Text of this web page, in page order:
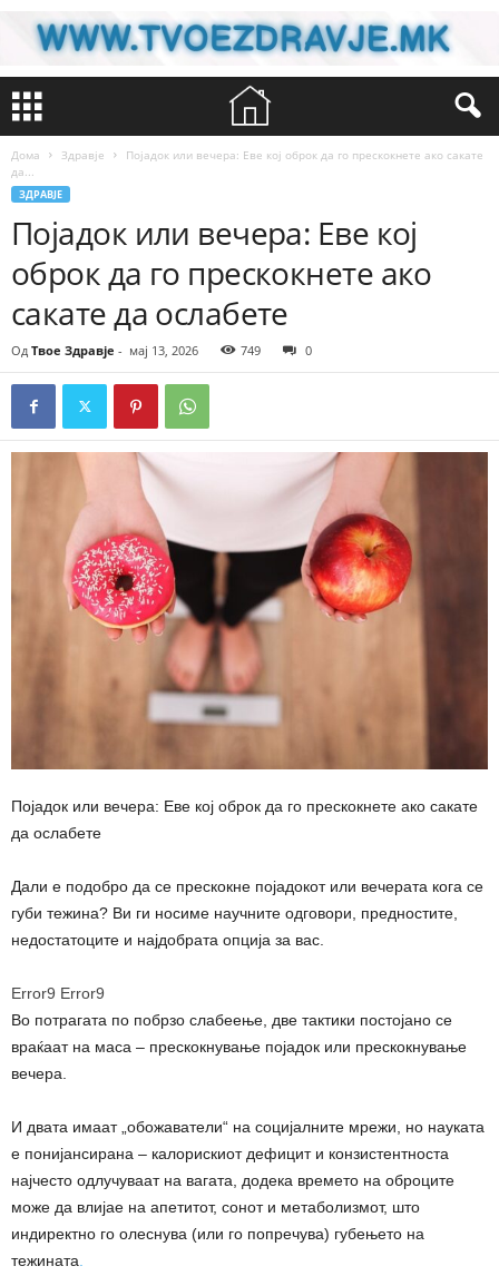
Дома Здравје
Појадок или вечера: Еве кој оброк да го прескокнете ако сакате
да...
ЗДРАВЈЕ
Појадок или вечера: Еве кој
оброк да го прескокнете ако
сакате да ослабете
Од Твое Здравје - мај 13, 2026 749 0
Појадок или вечера: Еве кој оброк да го прескокнете ако сакате
да ослабете
Дали е подобро да се прескокне појадокот или вечерата кога се
губи тежина? Ви ги носиме научните одговори, предностите,
недостатоците и најдобрата опција за вас.
Error9 Error9
Во потрагата по побрзо слабеење, две тактики постојано се
враќаат на маса – прескокнување појадок или прескокнување
вечера.
И двата имаат „обожаватели“ на социјалните мрежи, но науката
е понијансирана – калорискиот дефицит и конзистентноста
најчесто одлучуваат на вагата, додека времето на оброците
може да влијае на апетитот, сонот и метаболизмот, што
индиректно го олеснува (или го попречува) губењето на
тежината.